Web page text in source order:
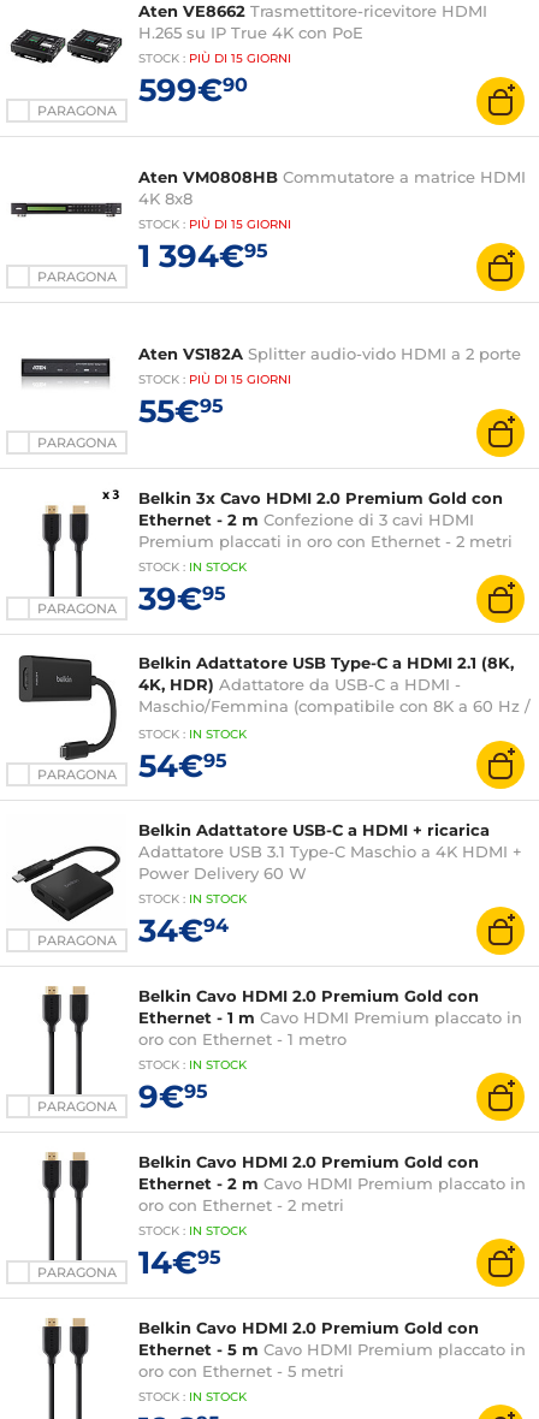
PARAGONA
Aten VE8662 Trasmettitore-ricevitore HDMI
H.265 su IP True 4K con PoE
STOCK : PIÙ DI 15 GIORNI
599€90
PARAGONA
Aten VM0808HB Commutatore a matrice HDMI
4K 8x8
STOCK : PIÙ DI 15 GIORNI
1 394€95
PARAGONA
Aten VS182A Splitter audio-vido HDMI a 2 porte
STOCK : PIÙ DI 15 GIORNI
55€95
PARAGONA
Belkin 3x Cavo HDMI 2.0 Premium Gold con
Ethernet - 2 m Confezione di 3 cavi HDMI
Premium placcati in oro con Ethernet - 2 metri
STOCK : IN STOCK
39€95
PARAGONA
Belkin Adattatore USB Type-C a HDMI 2.1 (8K,
4K, HDR) Adattatore da USB-C a HDMI -
Maschio/Femmina (compatibile con 8K a 60 Hz /
4K a 144 Hz con HDR)
STOCK : IN STOCK
54€95
PARAGONA
Belkin Adattatore USB-C a HDMI + ricarica
Adattatore USB 3.1 Type-C Maschio a 4K HDMI +
Power Delivery 60 W
STOCK : IN STOCK
34€94
PARAGONA
Belkin Cavo HDMI 2.0 Premium Gold con
Ethernet - 1 m Cavo HDMI Premium placcato in
oro con Ethernet - 1 metro
STOCK : IN STOCK
9€95
PARAGONA
Belkin Cavo HDMI 2.0 Premium Gold con
Ethernet - 2 m Cavo HDMI Premium placcato in
oro con Ethernet - 2 metri
STOCK : IN STOCK
14€95
Belkin Cavo HDMI 2.0 Premium Gold con
Ethernet - 5 m Cavo HDMI Premium placcato in
oro con Ethernet - 5 metri
STOCK : IN STOCK